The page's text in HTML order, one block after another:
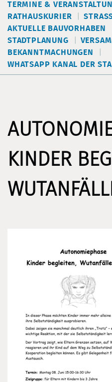
TERMINE &
RATHAUSKURIER
AKTUELLE BAUVORHABEN
STADTPLANUNG
BEKANNTMACHUNGEN
WHATSAPP KANAL DER
KINDER